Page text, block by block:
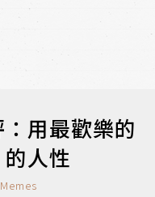
：用最歡樂的
人性